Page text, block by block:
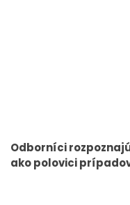
Odborníci
ako polovici